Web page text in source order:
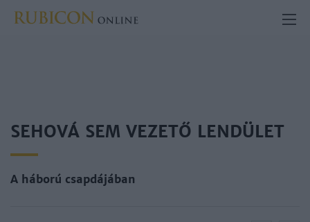
SEHOVÁ SEM VEZETŐ LENDÜLET
A háború csapdájában